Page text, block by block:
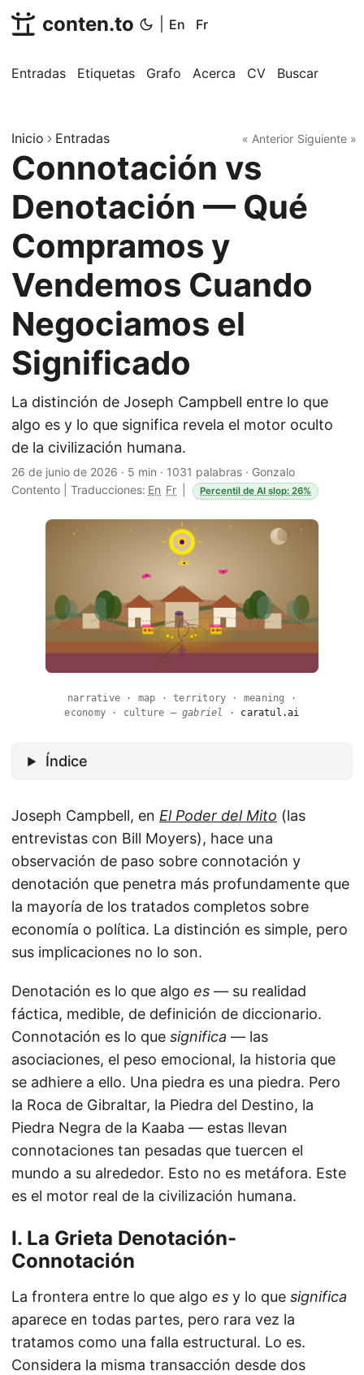
conten.to En Fr
Entradas Etiquetas Grafo Acerca CV Buscar
Inicio Entradas « Anterior Siguiente »
Connotación vs
Denotación — Qué
Compramos y
Vendemos Cuando
Negociamos el
Significado
La distinción de Joseph Campbell entre lo que
algo es y lo que significa revela el motor oculto
de la civilización humana.
26 de junio de 2026 · 5 min · 1031 palabras · Gonzalo
Contento
Traducciones: En Fr Percentil de AI slop: 26%
narrative · map · territory · meaning ·
economy · culture — gabriel · caratul.ai
Índice
Joseph Campbell, en El Poder del Mito (las
entrevistas con Bill Moyers), hace una
observación de paso sobre connotación y
denotación que penetra más profundamente que
la mayoría de los tratados completos sobre
economía o política. La distinción es simple, pero
sus implicaciones no lo son.
Denotación es lo que algo es — su realidad
fáctica, medible, de definición de diccionario.
Connotación es lo que significa — las
asociaciones, el peso emocional, la historia que
se adhiere a ello. Una piedra es una piedra. Pero
la Roca de Gibraltar, la Piedra del Destino, la
Piedra Negra de la Kaaba — estas llevan
connotaciones tan pesadas que tuercen el
mundo a su alrededor. Esto no es metáfora. Este
es el motor real de la civilización humana.
I. La Grieta Denotación-
Connotación
La frontera entre lo que algo es y lo que significa
aparece en todas partes, pero rara vez la
tratamos como una falla estructural. Lo es.
Considera la misma transacción desde dos